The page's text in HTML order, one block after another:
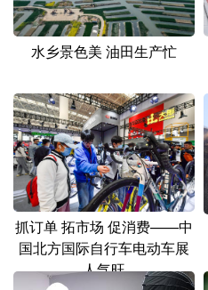
水乡景色美 油田生产忙
抓订单 拓市场 促消费——中
国北方国际自行车电动车展
人气旺